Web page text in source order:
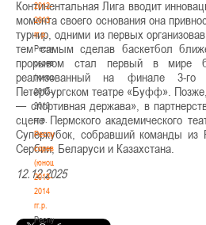
2012-
2013
гг.р.
Республиканские
соревнования
(юноши)
2012-
2013
гг.р.
Республиканские
соревнования
(юноши)
2013-
2014
гг.р.
Республиканские
Континентальная Лига вводит
момента своего основания она
турнир, одними из первых
тем самым сделав баскетбол
прорывом стал первый в мире
реализованный на финале 3-
Петербургском театре «Буфф».
— спортивная держава», в
сцене Пермского академического
Суперкубок, собравший команды из
Сербии, Беларуси и Казахстана.
12.12.2025